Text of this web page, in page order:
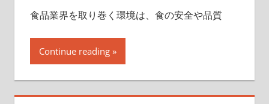
食品業界を取り巻く環境は、食の安全や品質
Continue reading